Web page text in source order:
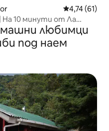
Средна
4,74 (61)
На 10 минути от Ла
любимци
под наем